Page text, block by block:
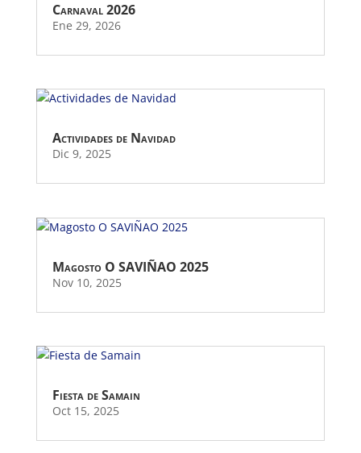
Carnaval 2026
Ene 29, 2026
Actividades de Navidad
Dic 9, 2025
Magosto O SAVIÑAO 2025
Nov 10, 2025
Fiesta de Samain
Oct 15, 2025